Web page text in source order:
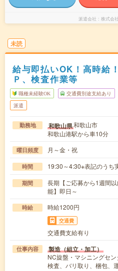
派遣会社 株式会
未読
給与即払いOK！高時給
Ｐ、検査作業等
職種未経験OK 交通費別途支給あり
派遣
勤務地 和歌山県和歌山市
和歌山港駅から車10分
曜日頻度 月～金・祝
時間 19:30～4:30※表記のうち
期間
長期【ご応募から1週間
能】即日～
時給 時給1200円
交通費
交通費支給有り
仕事内容 製造（組立・加工）
NC旋盤・マシニングセ
検査、バリ取り、梱包、